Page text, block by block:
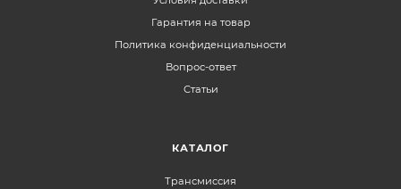
Гарантия на товар
Политика конфиденциальности
Вопрос-ответ
Статьи
КАТАЛОГ
Трансмиссия